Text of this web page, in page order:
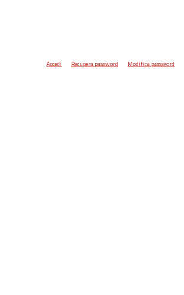
Accedi Recupera password Modifica password